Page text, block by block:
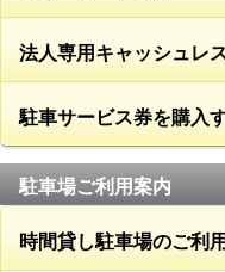
法人専用キャッシュレ
駐車サービス券を購入
駐車場ご利用案内
時間貸し駐車場のご利